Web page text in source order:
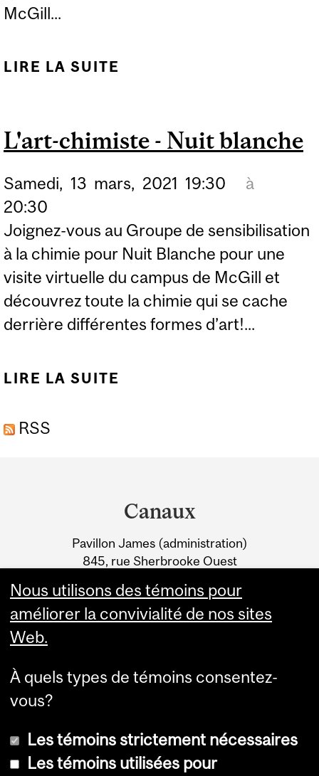
McGill...
LIRE LA SUITE
L'art-chimiste - Nuit blanche
Samedi, 13 mars, 2021 19:30
à
20:30
Joignez-vous au Groupe de sensibilisation
à la chimie pour Nuit Blanche pour une
visite virtuelle du campus de McGill et
découvrez toute la chimie qui se cache
derrière différentes formes d’art!...
LIRE LA SUITE
RSS
Information
Canaux
Pavillon James (administration)
845, rue Sherbrooke Ouest
Nous utilisons des témoins pour
améliorer la convivialité de nos sites
Web.
À quels types de témoins consentez-
vous?
Les témoins strictement nécessaires
Les témoins utilisées pour